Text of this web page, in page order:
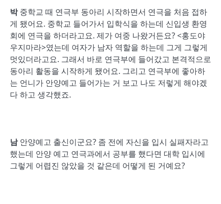
박중학교 때 연극부 동아리 시작하면서 연극을 처음 접하
게 됐어요. 중학교 들어가서 입학식을 하는데 신입생 환영
회에 연극을 하더라고요. 제가 여중 나왔거든요? <홍도야
우지마라>였는데 여자가 남자 역할을 하는데 그게 그렇게
멋있더라고요. 그래서 바로 연극부에 들어갔고 본격적으로
동아리 활동을 시작하게 됐어요. 그리고 연극부에 좋아하
는 언니가 안양예고 들어가는 거 보고 나도 저렇게 해야겠
다 하고 생각했죠.
남안양예고 출신이군요? 좀 전에 자신을 입시 실패자라고
했는데 안양 예고 연극과에서 공부를 했다면 대학 입시에
그렇게 어렵진 않았을 것 같은데 어떻게 된 거예요?